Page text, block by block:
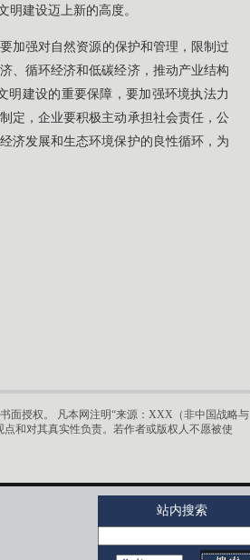
建设迈上新的高度。
加强对自然资源的保护和管理，限制过
、循环经济和低碳经济，推动产业结构
明建设的重要保障，要加强环境执法力
定，企业要积极主动承担社会责任，公
济发展和生态环境保护的良性循环，为
面授权。 凡本网注明“来源：XXX（非中国战略与
和对其真实性负责。若作者或版权人不愿被使
站内搜索